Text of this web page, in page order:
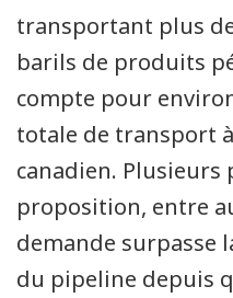
transportant plus
barils de produits
compte pour
totale de transport
canadien.
proposition, entre
demande surpasse
du pipeline depuis